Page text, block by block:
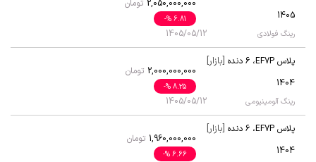
1405
رینگ فولادی 1405/05/12
% 6.81
-
تومان 2,050,000,000
پلاس EF7P ، 6 دنده [بازار]
1404
رینگ آلومینیومی 1405/05/12
% 8.25
-
تومان 2,000,000,000
پلاس EF7P ، 6 دنده [بازار]
1404
% 6.66
-
تومان 1,960,000,000